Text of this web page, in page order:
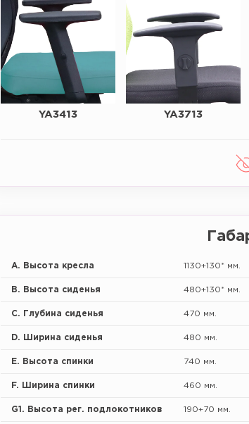
YA3413 YA3713
A. Высота кресла 1130+130* мм.
B. Высота сиденья 480+130* мм.
C. Глубина сиденья 470 мм.
D. Ширина сиденья 480 мм.
E. Высота спинки 740 мм.
F. Ширина спинки 460 мм.
G1. Высота рег. подлокотников 190+70 мм.